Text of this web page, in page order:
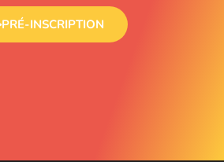
PRÉ-INSCRIPTION